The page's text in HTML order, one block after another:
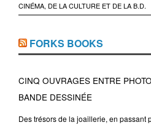
CINÉMA, DE LA CULTURE ET DE LA B.D.
FORKS BOOKS
CINQ OUVRAGES ENTRE
BANDE DESSINÉE
Des trésors de la joaillerie, en passant